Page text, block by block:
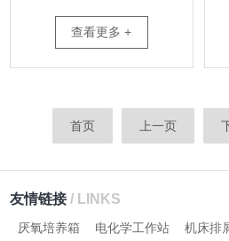
查看更多 +
首页 上一页
友情链接/ LINKS
厌氧培养箱 电化学工作站 机床排